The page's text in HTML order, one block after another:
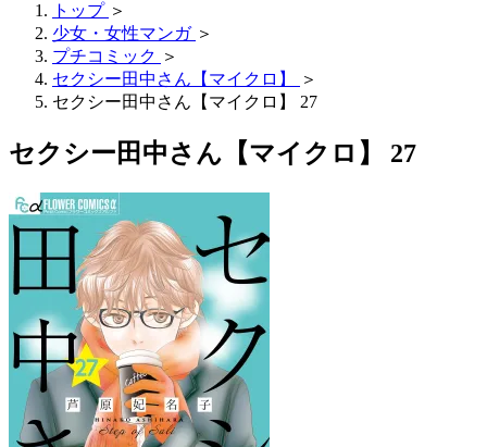
トップ ＞
少女・女性マンガ ＞
プチコミック ＞
セクシー田中さん【マイクロ】
＞
セクシー田中さん【マイクロ】 27
セクシー田中さん【マイクロ】 27